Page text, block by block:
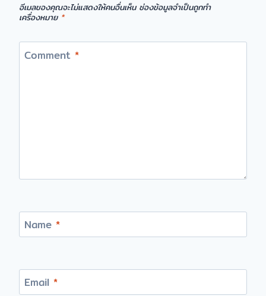
อีเมลของคุณจะไม่แสดงให้คนอื่นเห็น ช่องข้อมูลจำเป็นถูกทำ
เครื่องหมาย *
Comment *
Name *
Email *